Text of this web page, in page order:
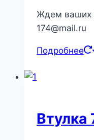
Ждем ваших
174@mail.ru
Подробнее
Втулка